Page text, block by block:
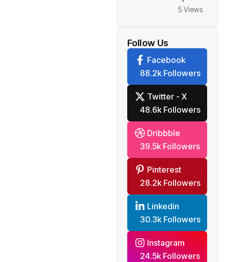
소년 통
제한
5 Views
Follow Us
Facebook
88.2k Followers
Twitter - X
48.6k Followers
Dribbble
39.5k Followers
Pinterest
28.2k Followers
Linkedin
30.3k Followers
Instagram
24.5k Followers